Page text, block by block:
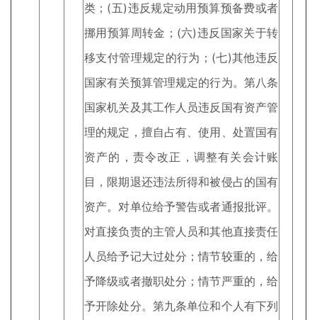
类；(五)违反规定动用预算预备费或者
挪用预算周转金；(六)违反国家关于转
移支付管理规定的行为；(七)其他违反
国家有关预算管理规定的行为。第八条
国家机关及其工作人员违反国有资产管
理的规定，擅自占有、使用、处置国有
资产的，责令改正，调整有关会计账
目，限期退还违法所得和被侵占的国有
资产。对单位给予警告或者通报批评。
对直接负责的主管人员和其他直接责任
人员给予记大过处分；情节较重的，给
予降级或者撤职处分；情节严重的，给
予开除处分。第九条单位和个人有下列